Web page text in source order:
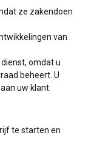
ze zakendoen
van
omdat u
beheert. U
uw klant.
te starten en